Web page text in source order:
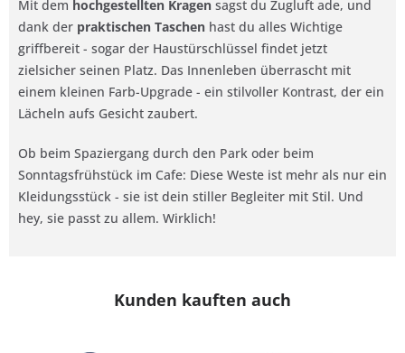
Mit dem hochgestellten Kragen sagst du Zugluft ade, und
dank der praktischen Taschen hast du alles Wichtige
griffbereit - sogar der Haustürschlüssel findet jetzt
zielsicher seinen Platz. Das Innenleben überrascht mit
einem kleinen Farb-Upgrade - ein stilvoller Kontrast, der ein
Lächeln aufs Gesicht zaubert.
Ob beim Spaziergang durch den Park oder beim
Sonntagsfrühstück im Cafe: Diese Weste ist mehr als nur ein
Kleidungsstück - sie ist dein stiller Begleiter mit Stil. Und
hey, sie passt zu allem. Wirklich!
Kunden kauften auch